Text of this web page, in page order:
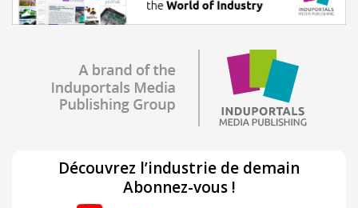
Découvrez l’industrie de demain
Abonnez-vous !